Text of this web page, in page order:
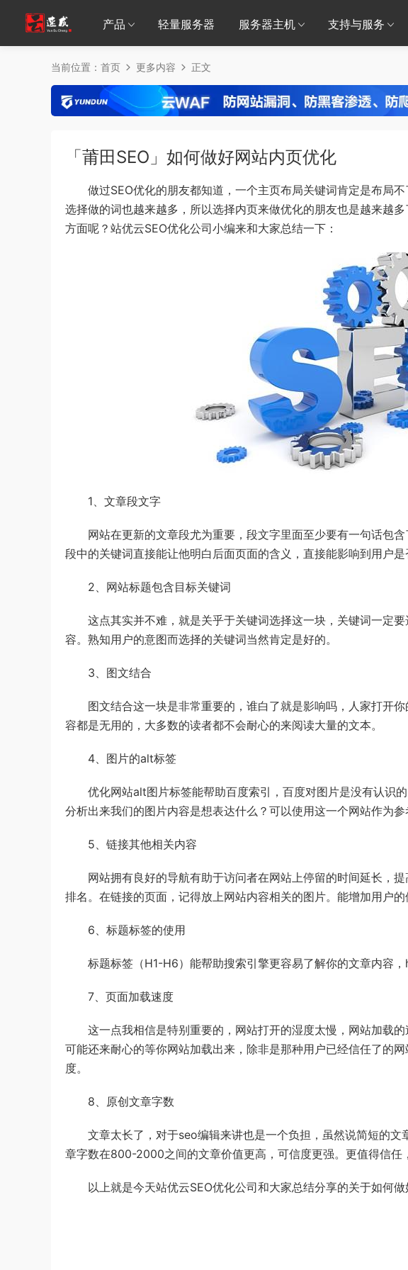
产品 轻量服务器 服务器主机 支持与服务
当前位置： 首页 更多内容 正文
「莆田SEO」如何做好网站内页优化
做过SEO优化的朋友都知道，一个主页布局关键词肯定是布局不
选择做的词也越来越多，所以选择内页来做优化的朋友也是越来越
方面呢？站优云SEO优化公司小编来和大家总结一下：
1、文章段文字
网站在更新的文章段尤为重要，段文字里面至少要有一句话包含
段中的关键词直接能让他明白后面页面的含义，直接能影响到用户是
2、网站标题包含目标关键词
这点其实并不难，就是关乎于关键词选择这一块，关键词一定要
容。熟知用户的意图而选择的关键词当然肯定是好的。
3、图文结合
图文结合这一块是非常重要的，谁白了就是影响吗，人家打开你
容都是无用的，大多数的读者都不会耐心的来阅读大量的文本。
4、图片的alt标签
优化网站alt图片标签能帮助百度索引，百度对图片是没有认识
分析出来我们的图片内容是想表达什么？可以使用这一个网站作为
5、链接其他相关内容
网站拥有良好的导航有助于访问者在网站上停留的时间延长，提
排名。在链接的页面，记得放上网站内容相关的图片。能增加用户的
6、标题标签的使用
标题标签（H1-H6）能帮助搜索引擎更容易了解你的文章内容，
7、页面加载速度
这一点我相信是特别重要的，网站打开的湿度太慢，网站加载的
可能还来耐心的等你网站加载出来，除非是那种用户已经信任了的
度。
8、原创文章字数
文章太长了，对于seo编辑来讲也是一个负担，虽然说简短的文
章字数在800-2000之间的文章价值更高，可信度更强。更值得信任
以上就是今天站优云SEO优化公司和大家总结分享的关于如何做